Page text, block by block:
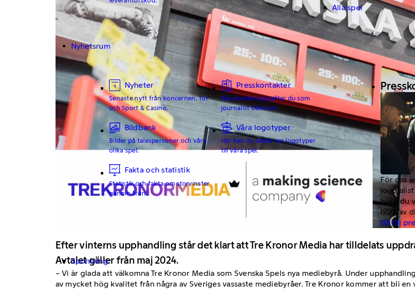
Alla spel
Nyhetsrum
Nyheter
Senaste nytt från koncernen, Tur
och Sport & Casino.
Presskontakter
Alla kontaktuppgifter du som
journalist behöver.
Bildbank
Bilder på talespersoner och våra
olika spel.
Våra logotyper
Här kan du ladda ner logotyper
till våra spel.
Fakta och statistik
Statistik och fakta om storvinster
genom åren.
För oss
hjälp du
höra av
Gå till
Sponsring
Efter vinterns upphandling står det klart att Tre Kronor Media har tilldelats
Avtalet gäller från maj 2024.
– Vi är glada att välkomna Tre Kronor Media som Svenska Spels nya mediebyrå. Under
av mycket hög kvalitet från några av Sveriges vassaste mediebyråer. Tre Kronor kommer att bli